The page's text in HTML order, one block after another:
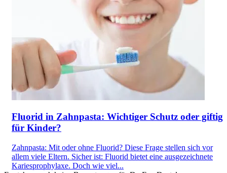
Fluorid in Zahnpasta: Wichtiger Schutz oder giftig
für Kinder?
Zahnpasta: Mit oder ohne Fluorid? Diese Frage stellen sich vor
allem viele Eltern. Sicher ist: Fluorid bietet eine ausgezeichnete
Kariesprophylaxe. Doch wie viel...